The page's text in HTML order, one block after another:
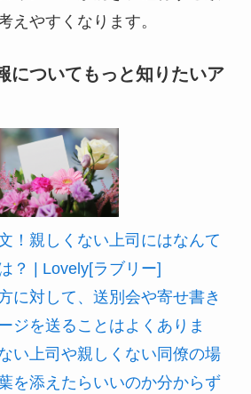
えやすくなります。
についてもっと知りたいア
！親しくない上司にはなんて
？ | Lovely[ラブリー]
に対して、送別会や寄せ書き
ジを送ることはよくありま
い上司や親しくない同僚の場
を添えたらいいのか分からず